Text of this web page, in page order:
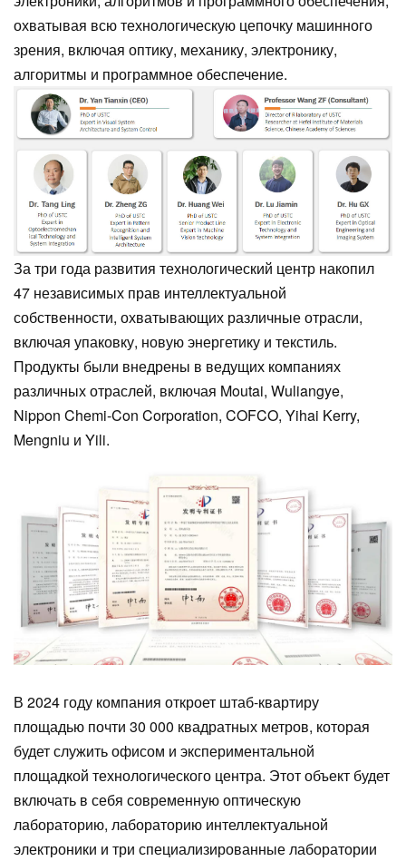
охватывая всю технологическую цепочку машинного
зрения, включая оптику, механику, электронику,
алгоритмы и программное обеспечение.
За три года развития технологический центр накопил
47 независимых прав интеллектуальной
собственности, охватывающих различные отрасли,
включая упаковку, новую энергетику и текстиль.
Продукты были внедрены в ведущих компаниях
различных отраслей, включая Moutai, Wuliangye,
Nippon Chemi-Con Corporation, COFCO, Yihai Kerry,
Mengniu и Yili.
В 2024 году компания откроет штаб-квартиру
площадью почти 30 000 квадратных метров, которая
будет служить офисом и экспериментальной
площадкой технологического центра. Этот объект будет
включать в себя современную оптическую
лабораторию, лабораторию интеллектуальной
электроники и три специализированные лаборатории